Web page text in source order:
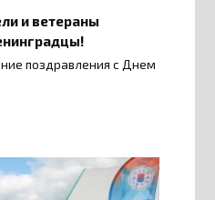
и ветераны
поздравления с Днем